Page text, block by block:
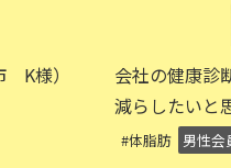
K様）
会社の健康診
減らしたいと
#体脂肪 男性会